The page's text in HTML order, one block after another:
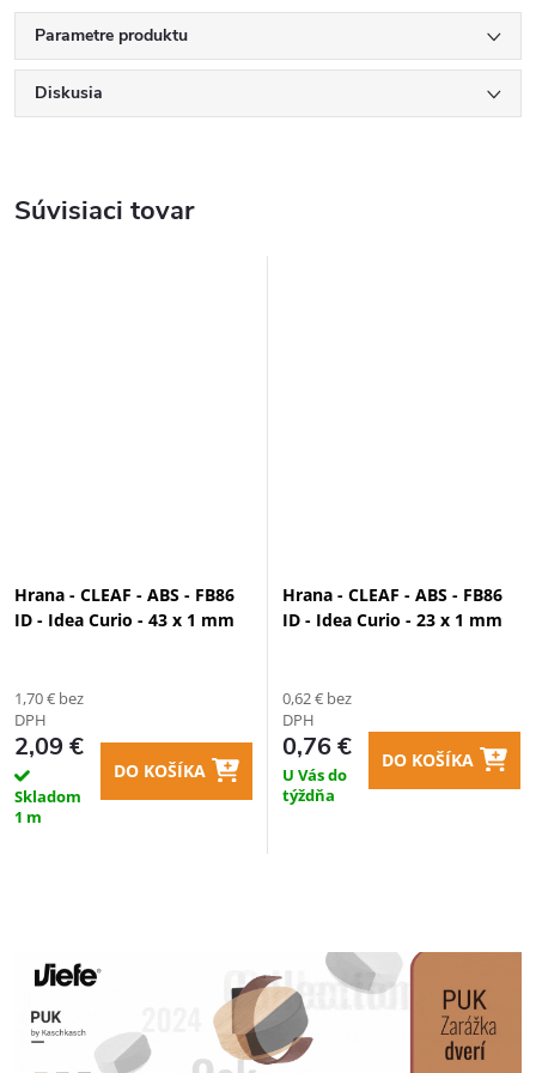
Parametre produktu
Diskusia
Súvisiaci tovar
Hrana - CLEAF - ABS - FB86
ID - Idea Curio - 43 x 1 mm
1,70 € bez
DPH
2,09 €
Skladom
1 m
DO KOŠÍKA
Hrana - CLEAF - ABS - FB86
ID - Idea Curio - 23 x 1 mm
0,62 € bez
DPH
0,76 €
U Vás do
týždňa
DO KOŠÍKA